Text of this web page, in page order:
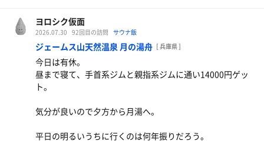
これでいいんだよセット
明日の朝ごはんたのしみだなー
ヨロシク仮面
2026.07.30 92回目の訪問 サウナ飯
ジェームス山天然温泉 月の湯舟 [ 兵庫県 ]
今日は有休。
昼まで寝て、手首系ジムと親指系ジムに通い14000円ゲッ
ト。
気分が良いので夕方から月湯へ。
平日の明るいうちに行くのは何年振りだろう。